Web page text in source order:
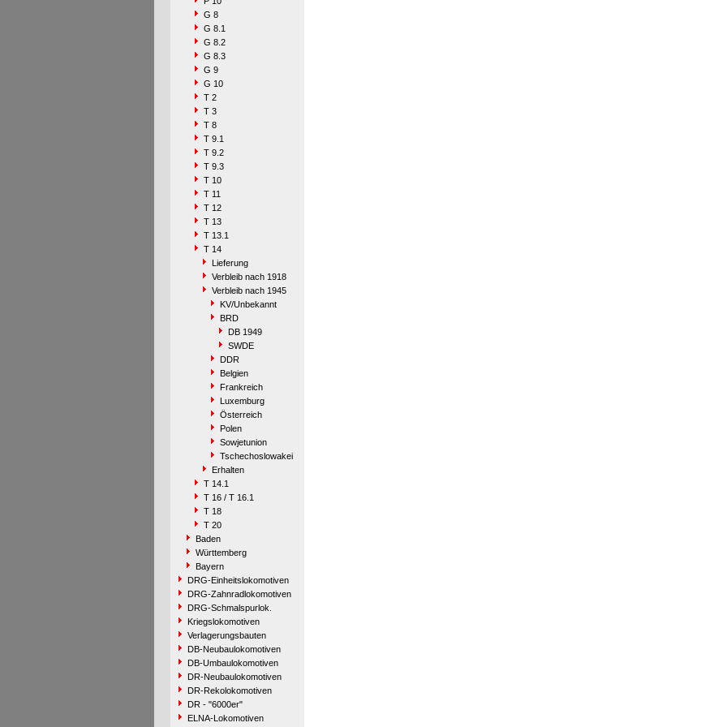
G 8
G 8.1
G 8.2
G 8.3
G 9
G 10
T 2
T 3
T 8
T 9.1
T 9.2
T 9.3
T 10
T 11
T 12
T 13
T 13.1
T 14
Lieferung
Verbleib nach 1918
Verbleib nach 1945
KV/Unbekannt
BRD
DB 1949
SWDE
DDR
Belgien
Frankreich
Luxemburg
Österreich
Polen
Sowjetunion
Tschechoslowakei
Erhalten
T 14.1
T 16 / T 16.1
T 18
T 20
Baden
Württemberg
Bayern
DRG-Einheitslokomotiven
DRG-Zahnradlokomotiven
DRG-Schmalspurlok.
Kriegslokomotiven
Verlagerungsbauten
DB-Neubaulokomotiven
DB-Umbaulokomotiven
DR-Neubaulokomotiven
DR-Rekolokomotiven
DR - "6000er"
ELNA-Lokomotiven